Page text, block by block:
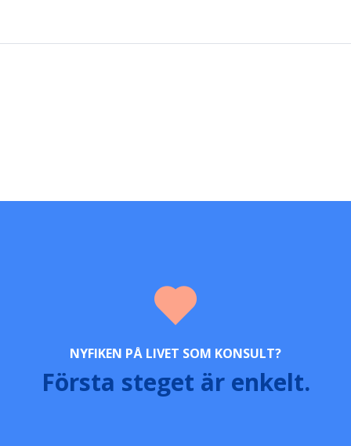
NYFIKEN PÅ LIVET SOM KONSULT?
Första steget är enkelt.